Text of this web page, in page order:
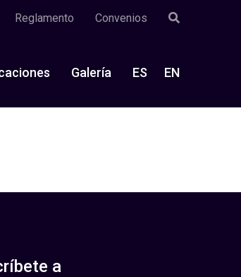
Reglamento Convenios
Galería ES EN
a